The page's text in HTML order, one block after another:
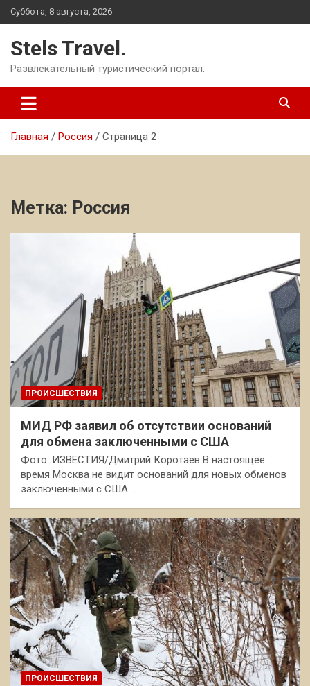
Перейти
к
Суббота, 8 августа, 2026
Stels Travel.
Развлекательный туристический портал.
Главная Россия Страница 2
Метка: Россия
ПРОИСШЕСТВИЯ
МИД РФ заявил об отсутствии оснований
для обмена заключенными с США
Фото: ИЗВЕСТИЯ/Дмитрий Коротаев В настоящее
время Москва не видит оснований для новых обменов
заключенными с США.…
ПРОИСШЕСТВИЯ